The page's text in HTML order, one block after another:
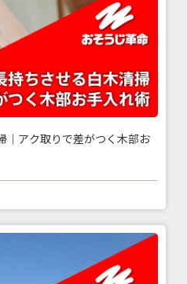
｜アク取りで差がつく木部お